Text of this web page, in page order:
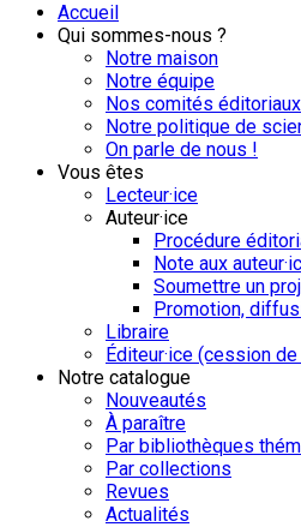
Accueil
Qui sommes-nous ?
Notre maison
Notre équipe
Nos comités éditoriaux
Notre politique de
On parle de nous !
Vous êtes
Lecteur·ice
Auteur·ice
Procédure
Note aux
Soumettre un
Promotion,
Libraire
Éditeur·ice (cession
Notre catalogue
Nouveautés
À paraître
Par bibliothèques
Par collections
Revues
Actualités